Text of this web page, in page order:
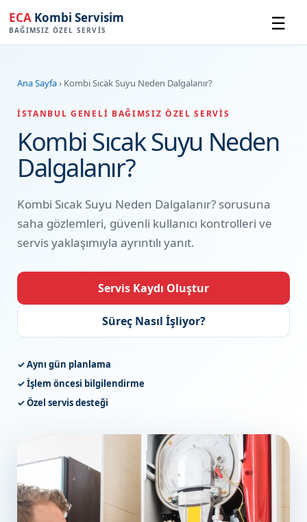
ECA Kombi Servisim
BAĞIMSIZ ÖZEL SERVIS ☰
Ana Sayfa› Kombi Sıcak Suyu Neden Dalgalanır?
İSTANBUL GENELI BAĞIMSIZ ÖZEL SERVIS
Kombi Sıcak Suyu Neden
Dalgalanır?
Kombi Sıcak Suyu Neden Dalgalanır? sorusuna
saha gözlemleri, güvenli kullanıcı kontrolleri ve
servis yaklaşımıyla ayrıntılı yanıt.
Servis Kaydı Oluştur
Süreç Nasıl İşliyor?
✓ Aynı gün planlama
✓ İşlem öncesi bilgilendirme
✓ Özel servis desteği